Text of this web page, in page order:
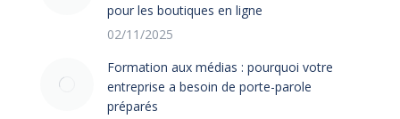
pour les boutiques en ligne
02/11/2025
Formation aux médias : pourquoi votre
entreprise a besoin de porte-parole
préparés